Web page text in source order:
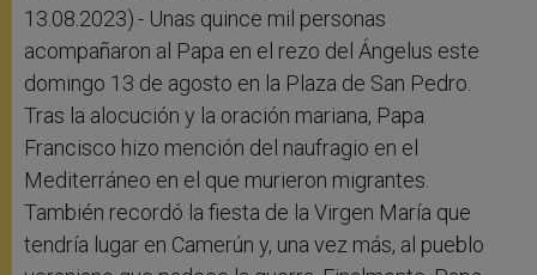
13.08.2023).- Unas quince mil personas
acompañaron al Papa en el rezo del Ángelus este
domingo 13 de agosto en la Plaza de San Pedro.
Tras la alocución y la oración mariana, Papa
Francisco hizo mención del naufragio en el
Mediterráneo en el que murieron migrantes.
También recordó la fiesta de la Virgen María que
tendría lugar en Camerún y, una vez más, al pueblo